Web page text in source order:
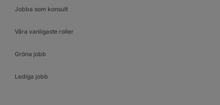
Jobba som konsult
Våra vanligaste roller
Gröna jobb
Lediga jobb